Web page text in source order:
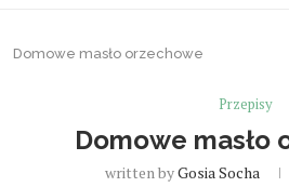
Domowe masło orzechowe
Przepisy
Domowe masło
written byGosia Socha